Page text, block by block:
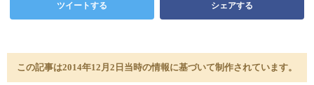
ツイートする シェアする
この記事は2014年12月2日当時の情報に基づいて制作されています。